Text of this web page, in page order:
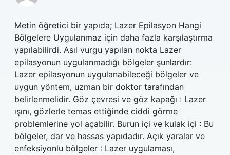
Metin öğretici bir yapıda; Lazer Epilasyon Hangi
Bölgelere Uygulanmaz için daha fazla karşılaştırma
yapılabilirdi. Asıl vurgu yapılan nokta Lazer
epilasyonun uygulanmadığı bölgeler şunlardır:
Lazer epilasyonun uygulanabileceği bölgeler ve
uygun yöntem, uzman bir doktor tarafından
belirlenmelidir. Göz çevresi ve göz kapağı : Lazer
ışını, gözlerle temas ettiğinde ciddi görme
problemlerine yol açabilir. Burun içi ve kulak içi : Bu
bölgeler, dar ve hassas yapıdadır. Açık yaralar ve
enfeksiyonlu bölgeler : Lazer uygulaması,